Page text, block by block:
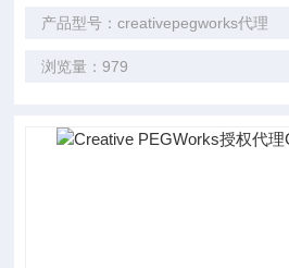
产品型号：creativepegworks代理
浏览量：979